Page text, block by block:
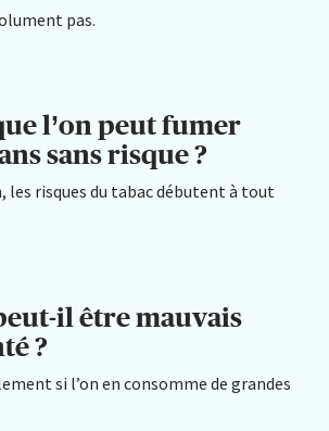
pas.
l’on peut fumer
sans risque ?
les risques du tabac débutent à tout
il être mauvais
?
si l’on en consomme de grandes